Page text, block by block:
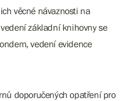
věcné návaznosti na
základní knihovny se
vedení evidence
doporučených opatření pro